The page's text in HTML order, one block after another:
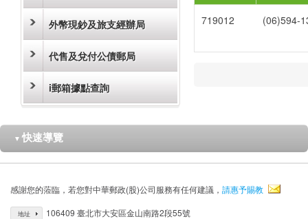
外幣現鈔及旅支經辦局
代售及兌付公債郵局
i郵箱據點查詢
719012 (06)594-
▼ 快速導覽
感謝您的蒞臨，若您對中華郵政(股)公司服務有任何建議， 請惠予賜教
地址 106409 臺北市大安區金山南路2段55號